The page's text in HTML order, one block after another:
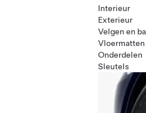
Interieur
Exterieur
Velgen en
Vloermatten
Onderdelen
Sleutels